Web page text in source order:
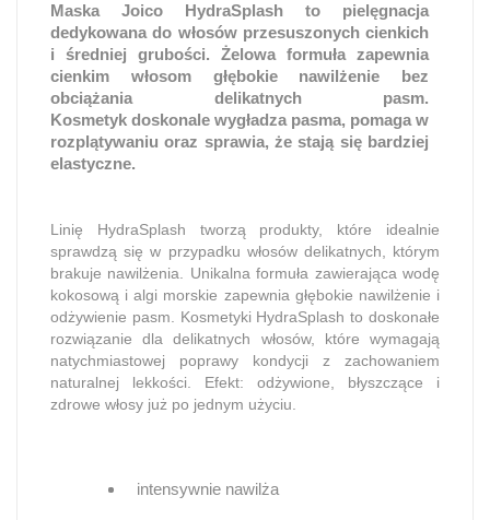
Maska Joico HydraSplash to pielęgnacja
dedykowana do włosów przesuszonych cienkich
i średniej grubości. Żelowa formuła zapewnia
cienkim włosom głębokie nawilżenie bez
obciążania delikatnych pasm.
Kosmetyk doskonale wygładza pasma, pomaga w
rozplątywaniu oraz sprawia, że stają się bardziej
elastyczne.
Linię HydraSplash tworzą produkty, które idealnie
sprawdzą się w przypadku włosów delikatnych, którym
brakuje nawilżenia. Unikalna formuła zawierająca wodę
kokosową i algi morskie zapewnia głębokie nawilżenie i
odżywienie pasm. Kosmetyki HydraSplash to doskonałe
rozwiązanie dla delikatnych włosów, które wymagają
natychmiastowej poprawy kondycji z zachowaniem
naturalnej lekkości. Efekt: odżywione, błyszczące i
zdrowe włosy już po jednym użyciu.
intensywnie nawilża